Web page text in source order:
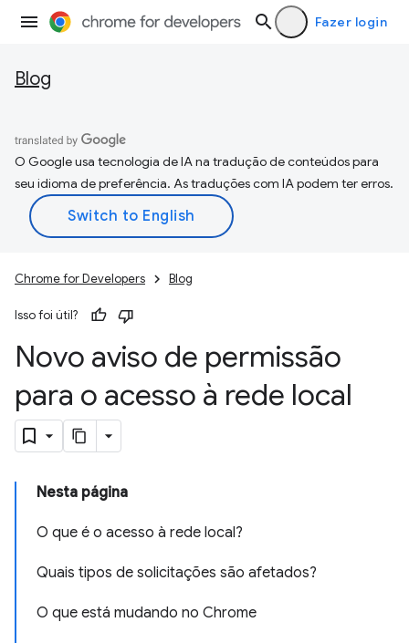
Fazer login
Blog
O Google usa tecnologia de IA na tradução de conteúdos para
seu idioma de preferência. As traduções com IA podem ter erros.
Chrome for Developers Blog
Isso foi útil?
Novo aviso de permissão
para o acesso à rede local
Nesta página
O que é o acesso à rede local?
Quais tipos de solicitações são afetados?
O que está mudando no Chrome